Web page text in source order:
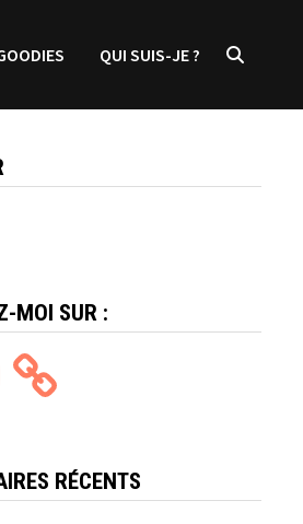
QUI SUIS-JE ?
MOI SUR :
RÉCENTS